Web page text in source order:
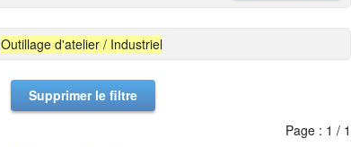
Outillage d'atelier / Industriel
Supprimer le filtre
Page : 1 / 1